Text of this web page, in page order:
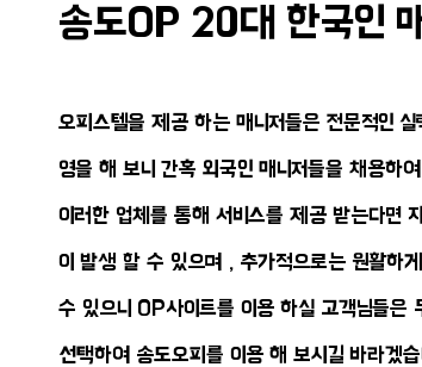
송도OP 20대 한국인
오피스텔을 제공 하는 매니저들은 전문적인
영을 해 보니 간혹 외국인 매니저들을 채용하
이러한 업체를 통해 서비스를 제공 받는다면
이 발생 할 수 있으며 , 추가적으로는 원활하
수 있으니 OP사이트를 이용 하실 고객님들은
선택하여 송도오피를 이용 해 보시길 바라겠